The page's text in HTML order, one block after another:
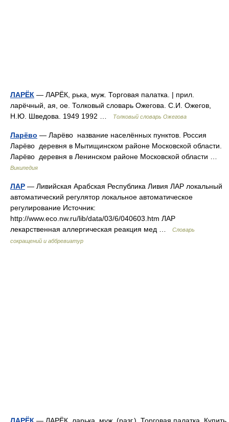
ЛАРЁК — ЛАРЁК, рька, муж. Торговая палатка. | прил.
ларёчный, ая, ое. Толковый словарь Ожегова. С.И. Ожегов,
Н.Ю. Шведова. 1949 1992 …
Толковый словарь Ожегова
Ларёво — Ларёво название населённых пунктов. Россия
Ларёво деревня в Мытищинском районе Московской области.
Ларёво деревня в Ленинском районе Московской области …
Википедия
ЛАР — Ливийская Арабская Республика Ливия ЛАР локальный
автоматический регулятор локальное автоматическое
регулирование Источник:
http://www.eco.nw.ru/lib/data/03/6/040603.htm ЛАР
лекарственная аллергическая реакция мед …
Словарь
сокращений и аббревиатур